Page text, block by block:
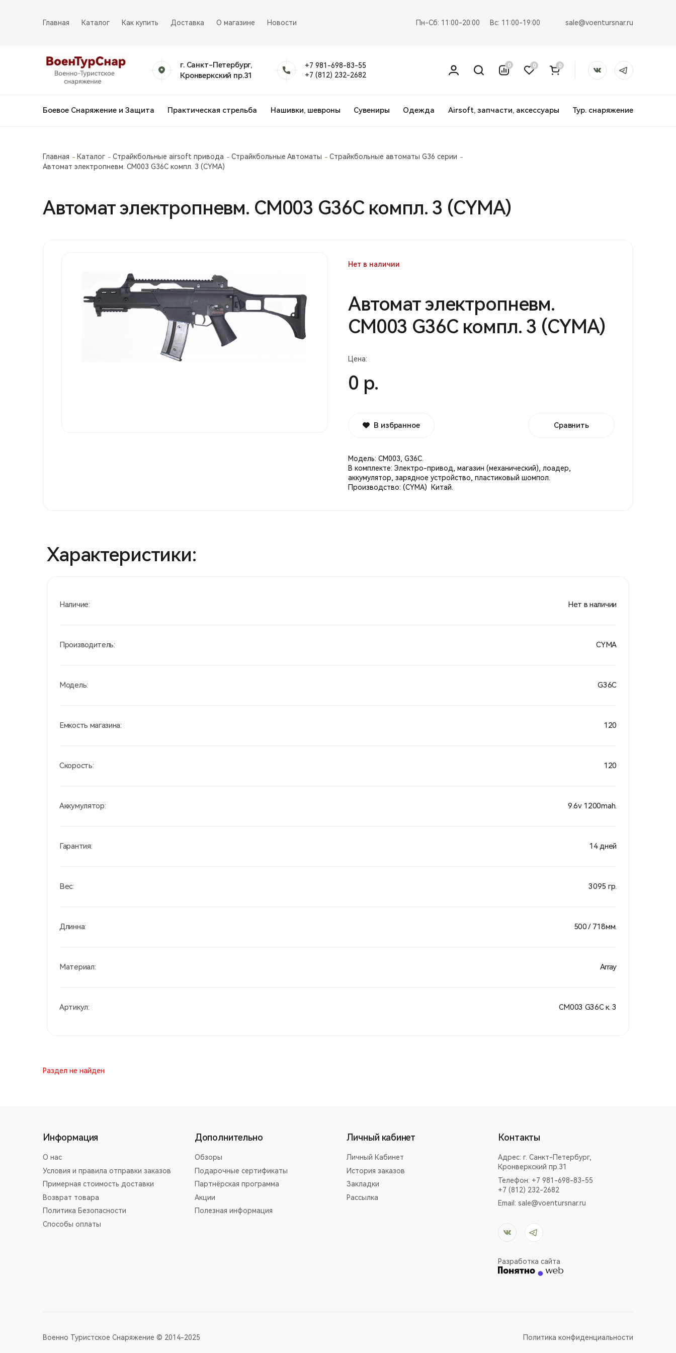
Главная Каталог Как купить Доставка О магазине Новости Пн-Сб: 11:00-20:00 Вс: 11:00-19:00 sale@voentursnar.ru
г. Санкт-Петербург,
Кронверкский пр.31
+7 981-698-83-55
+7 (812) 232-2682
0 0 0
Боевое Снаряжение и Защита Практическая стрельба Нашивки, шевроны Сувениры Одежда Airsoft, запчасти, аксессуары Тур. снаряжение
Главная Каталог Страйкбольные airsoft привода Страйкбольные Автоматы
Страйкбольные автоматы G36 серии
Автомат электропневм. СМ003 G36С компл. 3 (CYMA)
Автомат электропневм. СМ003 G36С компл. 3 (CYMA)
Нет в наличии
Автомат электропневм.
СМ003 G36С компл. 3 (CYMA)
Цена:
0 р.
В избранное Сравнить
Модель: СМ003, G36С.
В комплекте: Электро-привод, магазин (механический), лоадер,
аккумулятор, зарядное устройство, пластиковый шомпол.
Производство: (CYMA) Китай.
Характеристики:
Наличие: Нет в наличии
Производитель: CYMA
Модель: G36С
Емкость магазина: 120
Скорость: 120
Аккумулятор: 9.6v 1200mah.
Гарантия: 14 дней
Вес: 3095 гр.
Длинна: 500 / 718мм.
Материал: Array
Артикул: СМ003 G36С к. 3
Раздел не найден
Информация
О нас
Условия и правила отправки заказов
Примерная стоимость доставки
Возврат товара
Политика Безопасности
Способы оплаты
Дополнительно
Обзоры
Подарочные сертификаты
Партнёрская программа
Акции
Полезная информация
Личный кабинет
Личный Кабинет
История заказов
Закладки
Рассылка
Контакты
Адрес:г. Санкт-Петербург,
Кронверкский пр.31
Телефон: +7 981-698-83-55
+7 (812) 232-2682
Email:sale@voentursnar.ru
Разработка сайта
Военно Туристское Снаряжение © 2014-2025 Политика конфиденциальности